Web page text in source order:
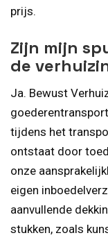
prijs.
Zijn mijn
de
Ja. Bewust
tijdens het
ontstaat door
onze
eigen
aanvullende
stukken, zoals